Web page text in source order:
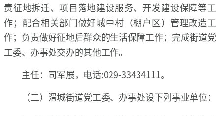
责征地拆迁、项目落地建设服务、开发建设保障等工
作；配合相关部门做好城中村（棚户区）管理改造工
作；负责做好征地后群众的生活保障工作；完成街道党
工委、办事处交办的其他工作。
主任：司军展，电话:029-33434111。
（二）渭城街道党工委、办事处设下列事业单位：